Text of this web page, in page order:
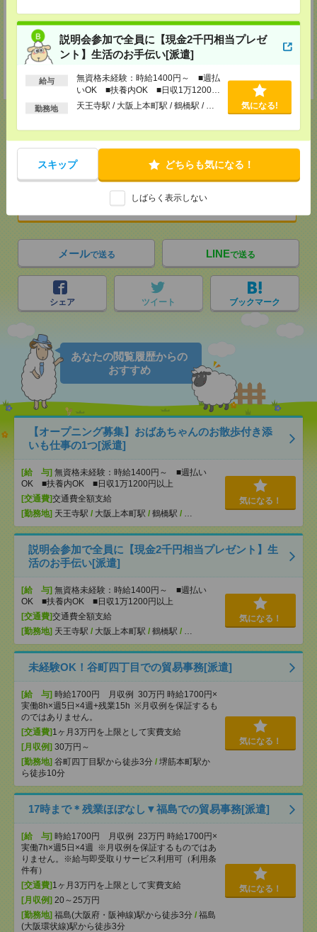
説明会参加で全員に【現金2千円相当プレゼ
ント】生活のお手伝い[派遣]
給与
無資格未経験：時給1400円～ ■週払
いOK ■扶養内OK ■日収1万1200円
以上
勤務地 天王寺駅 / 大阪上本町駅 / 鶴橋駅 / … 気になる!
スキップ どちらも気になる！
しばらく表示しない
受付可能日時：平日9:00～19:00（土日祝を除く）受付中！※お電話の際
は、「エンのサイトを見た」とお伝えください！
登録交通費
応募ページへ
気になる！
メールで送る LINEで送る
シェア ツイート ブックマーク
あなたの閲覧履歴からの
おすすめ
【オープニング募集】おばあちゃんのお散歩付き添
いも仕事の1つ[派遣]
[給 与] 無資格未経験：時給1400円～ ■週払い
OK ■扶養内OK ■日収1万1200円以上
[交通費]交通費全額支給
[勤務地] 天王寺駅 / 大阪上本町駅 / 鶴橋駅 / …
気になる！
説明会参加で全員に【現金2千円相当プレゼント】生
活のお手伝い[派遣]
[給 与] 無資格未経験：時給1400円～ ■週払い
OK ■扶養内OK ■日収1万1200円以上
[交通費]交通費全額支給
[勤務地] 天王寺駅 / 大阪上本町駅 / 鶴橋駅 / …
気になる！
未経験OK！谷町四丁目での貿易事務[派遣]
[給 与] 時給1700円 月収例 30万円 時給1700円×
実働8h×週5日×4週+残業15h ※月収例を保証するも
のではありません。
[交通費] 1ヶ月3万円を上限として実費支給
[月収例] 30万円～
[勤務地] 谷町四丁目駅から徒歩3分 / 堺筋本町駅か
ら徒歩10分
気になる！
17時まで＊残業ほぼなし▼福島での貿易事務[派遣]
[給 与] 時給1700円 月収例 23万円 時給1700円×
実働7h×週5日×4週 ※月収例を保証するものではあ
りません。※給与即受取りサービス利用可（利用条
件有）
[交通費] 1ヶ月3万円を上限として実費支給
[月収例] 20～25万円
[勤務地] 福島(大阪府・阪神線)駅から徒歩3分 / 福島
(大阪環状線)駅から徒歩3分
気になる！